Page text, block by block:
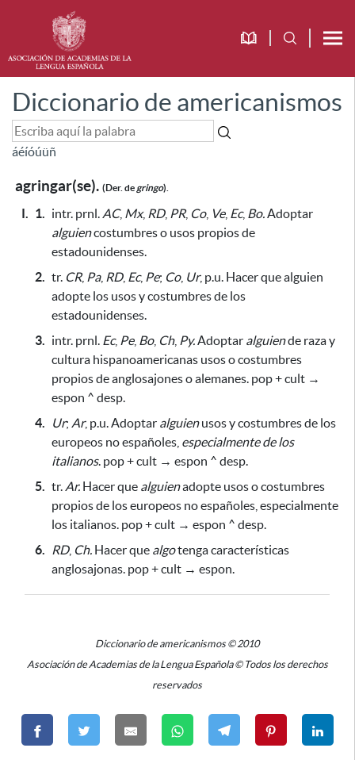
Diccionario de americanismos
áéíóúüñ
agringar(se). (Der. de gringo).
I. 1. intr. prnl. AC, Mx, RD, PR, Co, Ve, Ec, Bo.Adoptar
alguiencostumbres o usos propios de
estadounidenses.
2. tr. CR, Pa, RD, Ec, Pe; Co, Ur, p.u. Hacer que alguien
adopte los usos y costumbres de los
estadounidenses.
3. intr. prnl. Ec, Pe, Bo, Ch, Py.Adoptar alguiende raza y
cultura hispanoamericanas usos o costumbres
propios de anglosajones o alemanes. pop + cult →
espon ^ desp.
4.
Ur; Ar, p.u. Adoptar alguienusos y costumbres de los
europeos no españoles, especialmente de los
italianos. pop + cult → espon ^ desp.
5. tr. Ar. Hacer que alguienadopte usos o costumbres
propios de los europeos no españoles, especialmente
los italianos. pop + cult → espon ^ desp.
6.
RD, Ch. Hacer que algotenga características
anglosajonas. pop + cult → espon.
Diccionario de americanismos © 2010
Asociación de Academias de la Lengua Española © Todos los derechos
reservados